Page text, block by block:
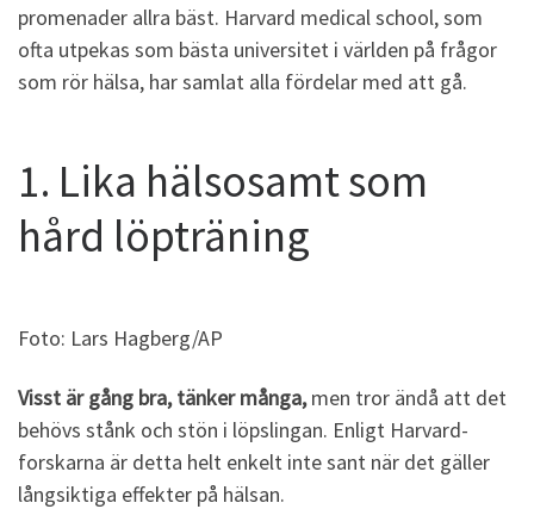
promenader allra bäst. Harvard medical school, som
ofta utpekas som bästa universitet i världen på frågor
som rör hälsa, har samlat alla fördelar med att gå.
1. Lika hälsosamt som
hård löpträning
Foto: Lars Hagberg/AP
Visst är gång bra, tänker många,men tror ändå att det
behövs stånk och stön i löpslingan. Enligt Harvard-
forskarna är detta helt enkelt inte sant när det gäller
långsiktiga effekter på hälsan.